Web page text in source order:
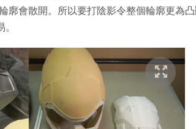
廓會散開。所以要打陰影令整個輪廓更為